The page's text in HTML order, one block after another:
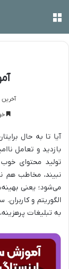
آخرین
آیا تا به حال
بازدید و تعامل
تولید محتوای خوب
نبیند، مخاطب هم
می‌شود؛ یعنی
الگوریتم و
به تبلیغات